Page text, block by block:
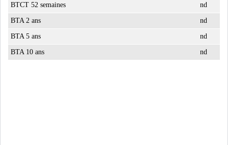
BTCT 52 semaines nd
BTA 2 ans nd
BTA 5 ans nd
BTA 10 ans nd